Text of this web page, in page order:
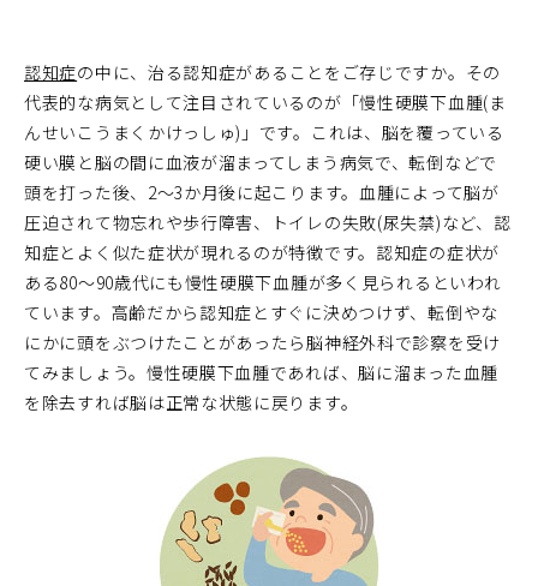
認知症の中に、治る認知症があることをご存じですか。その
代表的な病気として注目されているのが「慢性硬膜下血腫(ま
んせいこうまくかけっしゅ)」です。これは、脳を覆っている
硬い膜と脳の間に血液が溜まってしまう病気で、転倒などで
頭を打った後、2～3か月後に起こります。血腫によって脳が
圧迫されて物忘れや歩行障害、トイレの失敗(尿失禁)など、認
知症とよく似た症状が現れるのが特徴です。認知症の症状が
ある80～90歳代にも慢性硬膜下血腫が多く見られるといわれ
ています。高齢だから認知症とすぐに決めつけず、転倒やな
にかに頭をぶつけたことがあったら脳神経外科で診察を受け
てみましょう。慢性硬膜下血腫であれば、脳に溜まった血腫
を除去すれば脳は正常な状態に戻ります。